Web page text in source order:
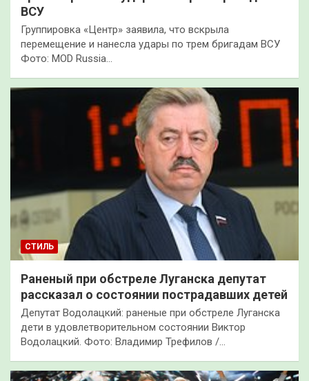
ВСУ
Группировка «Центр» заявила, что вскрыла
перемещение и нанесла удары по трем бригадам ВСУ
Фото: MOD Russia…
СТИЛЬ
Раненый при обстреле Луганска депутат
рассказал о состоянии пострадавших детей
Депутат Водолацкий: раненые при обстреле Луганска
дети в удовлетворительном состоянии Виктор
Водолацкий. Фото: Владимир Трефилов /…